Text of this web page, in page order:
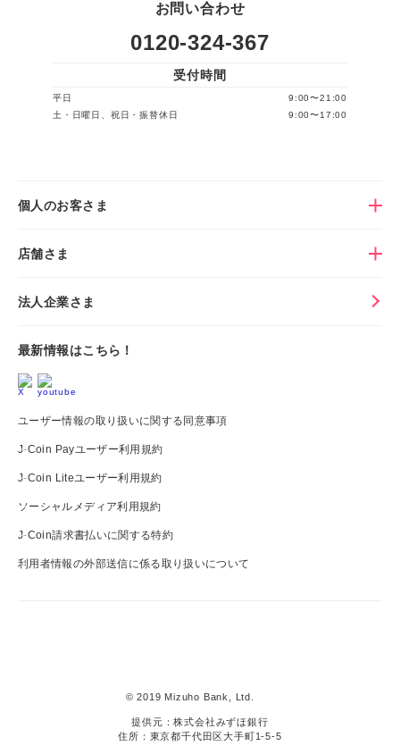
お問い合わせ
0120-324-367
受付時間
平日
9:00〜21:00
土・日曜日、祝日・振替休日
9:00〜17:00
個人のお客さま
店舗さま
法人企業さま
最新情報はこちら！
ユーザー情報の取り扱いに関する同意事項
J-Coin Payユーザー利用規約
J-Coin Liteユーザー利用規約
ソーシャルメディア利用規約
J-Coin請求書払いに関する特約
利用者情報の外部送信に係る取り扱いについて
© 2019 Mizuho Bank, Ltd.
提供元：株式会社みずほ銀行
住所：東京都千代田区大手町1-5-5